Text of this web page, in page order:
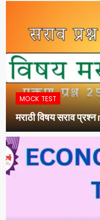
MOCK TEST
मराठी विषय सराव